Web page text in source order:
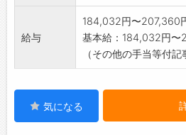
給与
184,032円〜207,360
基本給：184,032円〜
（その他の手当等付記
気になる